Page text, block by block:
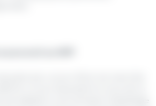
au MPF
par un jour férié, les marchés
un prix équivalent à celui de la
adapté à une semaine d’abattage